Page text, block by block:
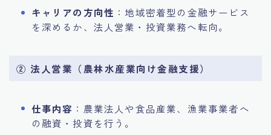
キャリアの方向性 ：地域密着型の金融サービス
を深めるか、法人営業・投資業務へ転向。
② 法人営業（農林水産業向け金融支援）
仕事内容 ：農業法人や食品産業、漁業事業者へ
の融資・投資を行う。